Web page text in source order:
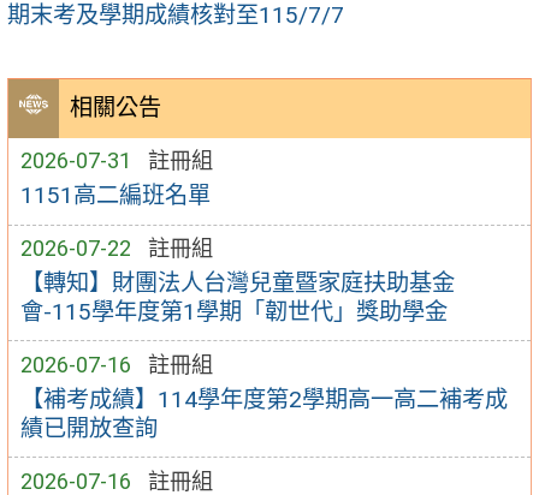
相關公告
2026-07-31 註冊組
1151高二編班名單
2026-07-22 註冊組
【轉知】財團法人台灣兒童暨家庭扶助基金
會-115學年度第1學期「韌世代」獎助學金
2026-07-16 註冊組
【補考成績】114學年度第2學期高一高二補考成
績已開放查詢
2026-07-16 註冊組
期末考及學期成績核對至115/7/7